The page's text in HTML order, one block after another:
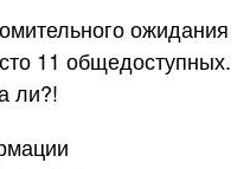
ожидания
11 общедоступных.
ли?!